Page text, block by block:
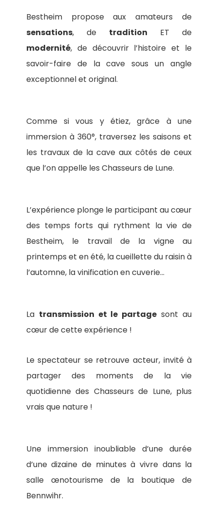
Bestheim propose aux amateurs de
sensations, de tradition ET de
modernité, de découvrir l’histoire et le
savoir-faire de la cave sous un angle
exceptionnel et original.
Comme si vous y étiez, grâce à une
immersion à 360°, traversez les saisons et
les travaux de la cave aux côtés de ceux
que l’on appelle les Chasseurs de Lune.
L’expérience plonge le participant au cœur
des temps forts qui rythment la vie de
Bestheim, le travail de la vigne au
printemps et en été, la cueillette du raisin à
l’automne, la vinification en cuverie…
La transmission et le partage sont au
cœur de cette expérience !
Le spectateur se retrouve acteur, invité à
partager des moments de la vie
quotidienne des Chasseurs de Lune, plus
vrais que nature !
Une immersion inoubliable d’une durée
d’une dizaine de minutes à vivre dans la
salle œnotourisme de la boutique de
Bennwihr.